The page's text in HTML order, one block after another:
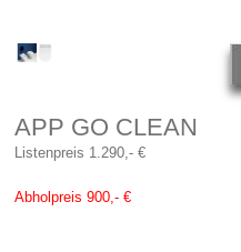
APP GO CLEAN
Listenpreis 1.290,- €
Abholpreis 900,- €